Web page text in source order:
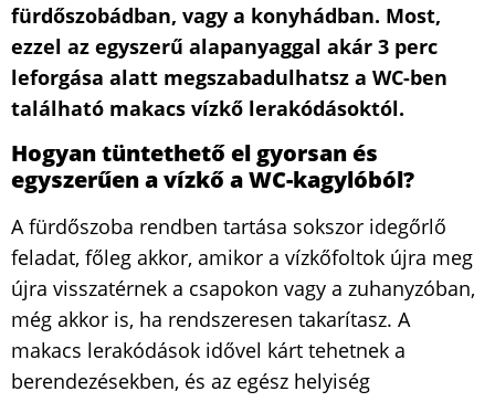
fürdőszobádban, vagy a konyhádban. Most,
ezzel az egyszerű alapanyaggal akár 3 perc
leforgása alatt megszabadulhatsz a WC-ben
található makacs vízkő lerakódásoktól.
Hogyan tüntethető el gyorsan és
egyszerűen a vízkő a WC-kagylóból?
A fürdőszoba rendben tartása sokszor idegőrlő
feladat, főleg akkor, amikor a vízkőfoltok újra meg
újra visszatérnek a csapokon vagy a zuhanyzóban,
még akkor is, ha rendszeresen takarítasz. A
makacs lerakódások idővel kárt tehetnek a
berendezésekben, és az egész helyiség